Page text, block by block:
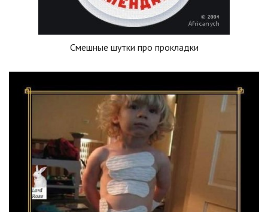
Смешные шутки про прокладки